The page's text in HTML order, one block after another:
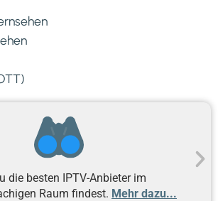
die besten IPTV-Anbieter im
Raum findest. Mehr dazu...
Wie